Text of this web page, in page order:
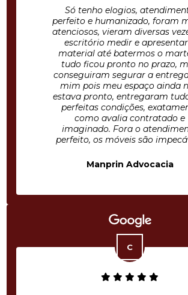
Só tenho elogios,
perfeito e humanizado, foram
atenciosos, vieram diversas
escritório medir e
material até batermos o
tudo ficou pronto no prazo,
conseguiram segurar a
mim pois meu espaço ainda
estava pronto, entregaram
perfeitas condições,
como avalia contratado e
imaginado. Fora o
perfeito, os móveis são
Manprin Advocacia